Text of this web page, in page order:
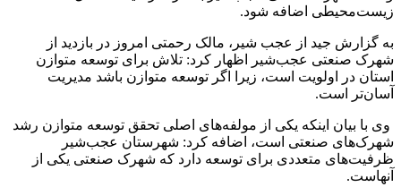
زیست‌محیطی اضافه شود.
به گزارش جید از عجب شیر، مالک رحمتی امروز در بازدید از
شهرک صنعتی عجب‌شیر اظهار کرد: تلاش برای توسعه متوازن
استان در اولویت است، زیرا اگر توسعه متوازن باشد مدیریت
آسان‌تر است.
وی با بیان اینکه یکی از مولفه‌های اصلی تحقق توسعه متوازن رشد
شهرک‌های صنعتی است، اضافه کرد: شهرستان عجب‌شیر
ظرفیت‌های متعددی برای توسعه دارد که شهرک صنعتی یکی از
آنهاست.